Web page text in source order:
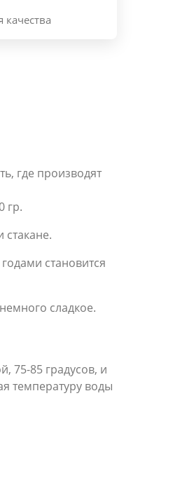
качества
где производят
гр.
становится
сладкое.
75-85 градусов, и
температуру воды